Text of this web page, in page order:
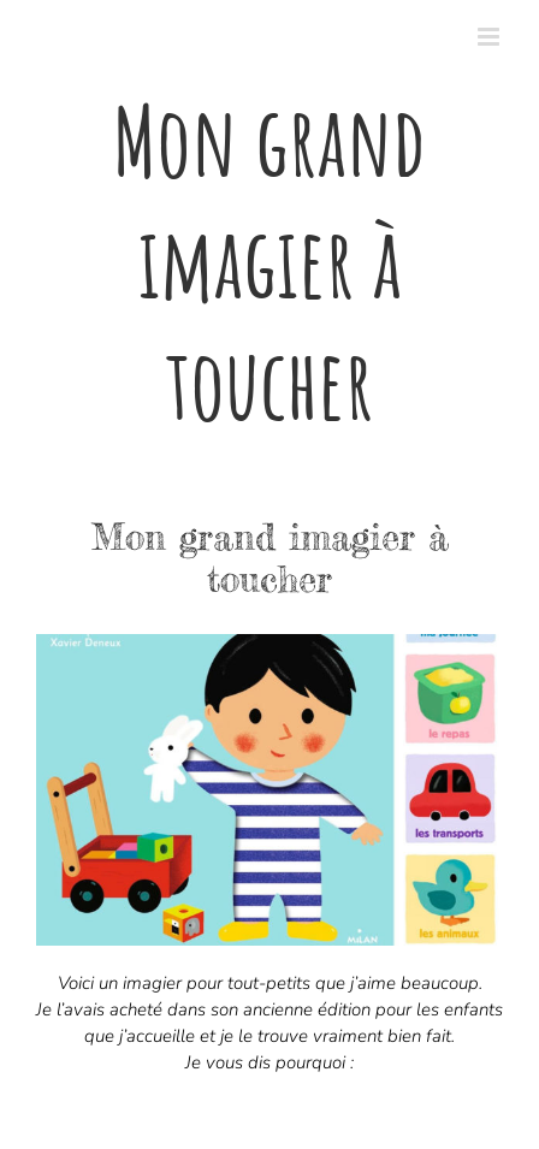
Mon grand
imagier à
toucher
Mon grand imagier à
toucher
Voici un imagier pour tout-petits que j’aime beaucoup.
Je l’avais acheté dans son ancienne édition pour les enfants
que j’accueille et je le trouve vraiment bien fait.
Je vous dis pourquoi :